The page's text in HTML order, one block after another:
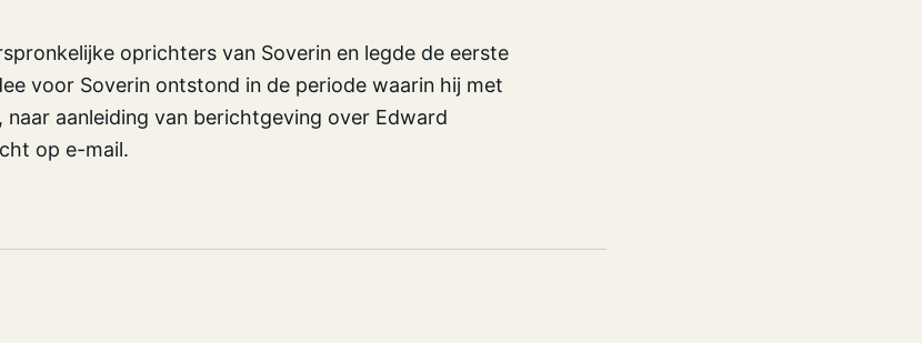
oprichters van Soverin en legde de eerste
voor Soverin ontstond in de periode waarin hij met
aanleiding van berichtgeving over Edward
op e-mail.